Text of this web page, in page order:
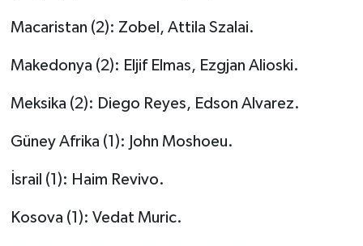
Macaristan (2): Zobel, Attila Szalai.
Makedonya (2): Eljif Elmas, Ezgjan Alioski.
Meksika (2): Diego Reyes, Edson Alvarez.
Güney Afrika (1): John Moshoeu.
İsrail (1): Haim Revivo.
Kosova (1): Vedat Muric.